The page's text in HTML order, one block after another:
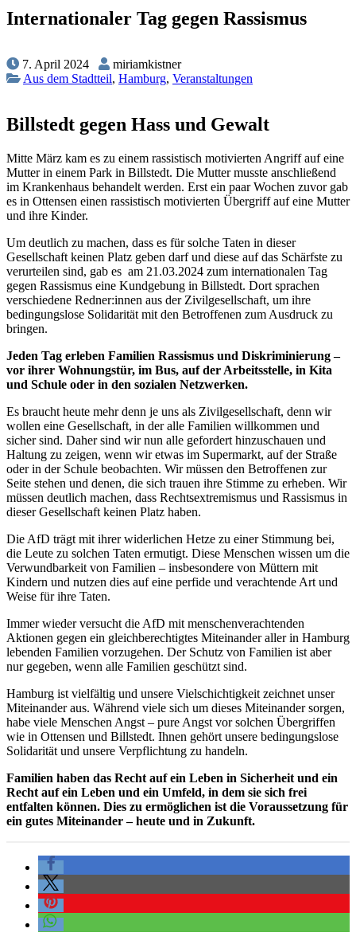
Internationaler Tag gegen Rassismus
7. April 2024
miriamkistner
Aus dem Stadtteil, Hamburg, Veranstaltungen
Billstedt gegen Hass und Gewalt
Mitte März kam es zu einem rassistisch motivierten Angriff auf eine
Mutter in einem Park in Billstedt. Die Mutter musste anschließend
im Krankenhaus behandelt werden. Erst ein paar Wochen zuvor gab
es in Ottensen einen rassistisch motivierten Übergriff auf eine Mutter
und ihre Kinder.
Um deutlich zu machen, dass es für solche Taten in dieser
Gesellschaft keinen Platz geben darf und diese auf das Schärfste zu
verurteilen sind, gab es am 21.03.2024 zum internationalen Tag
gegen Rassismus eine Kundgebung in Billstedt. Dort sprachen
verschiedene Redner:innen aus der Zivilgesellschaft, um ihre
bedingungslose Solidarität mit den Betroffenen zum Ausdruck zu
bringen.
Jeden Tag erleben Familien Rassismus und Diskriminierung –
vor ihrer Wohnungstür, im Bus, auf der Arbeitsstelle, in Kita
und Schule oder in den sozialen Netzwerken.
Es braucht heute mehr denn je uns als Zivilgesellschaft, denn wir
wollen eine Gesellschaft, in der alle Familien willkommen und
sicher sind. Daher sind wir nun alle gefordert hinzuschauen und
Haltung zu zeigen, wenn wir etwas im Supermarkt, auf der Straße
oder in der Schule beobachten. Wir müssen den Betroffenen zur
Seite stehen und denen, die sich trauen ihre Stimme zu erheben. Wir
müssen deutlich machen, dass Rechtsextremismus und Rassismus in
dieser Gesellschaft keinen Platz haben.
Die AfD trägt mit ihrer widerlichen Hetze zu einer Stimmung bei,
die Leute zu solchen Taten ermutigt. Diese Menschen wissen um die
Verwundbarkeit von Familien – insbesondere von Müttern mit
Kindern und nutzen dies auf eine perfide und verachtende Art und
Weise für ihre Taten.
Immer wieder versucht die AfD mit menschenverachtenden
Aktionen gegen ein gleichberechtigtes Miteinander aller in Hamburg
lebenden Familien vorzugehen. Der Schutz von Familien ist aber
nur gegeben, wenn alle Familien geschützt sind.
Hamburg ist vielfältig und unsere Vielschichtigkeit zeichnet unser
Miteinander aus. Während viele sich um dieses Miteinander sorgen,
habe viele Menschen Angst – pure Angst vor solchen Übergriffen
wie in Ottensen und Billstedt. Ihnen gehört unsere bedingungslose
Solidarität und unsere Verpflichtung zu handeln.
Familien haben das Recht auf ein Leben in Sicherheit und ein
Recht auf ein Leben und ein Umfeld, in dem sie sich frei
entfalten können. Dies zu ermöglichen ist die Voraussetzung für
ein gutes Miteinander – heute und in Zukunft.